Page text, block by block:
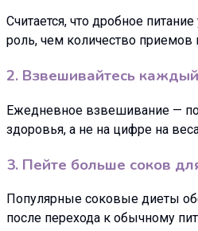
Считается, что дробное
роль, чем количество приемов
2. Взвешивайтесь
Ежедневное взвешивание —
здоровья, а не на цифре на
3. Пейте больше соков
Популярные соковые диеты
после перехода к обычному